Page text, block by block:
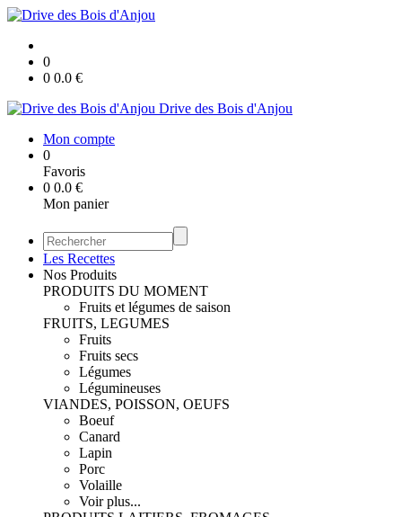
0
0 0.0 €
Drive des Bois d'Anjou
Mon compte
0
Favoris
0 0.0 €
Mon panier
Les Recettes
Nos Produits
PRODUITS DU MOMENT
Fruits et légumes de saison
FRUITS, LEGUMES
Fruits
Fruits secs
Légumes
Légumineuses
VIANDES, POISSON, OEUFS
Boeuf
Canard
Lapin
Porc
Volaille
Voir plus...